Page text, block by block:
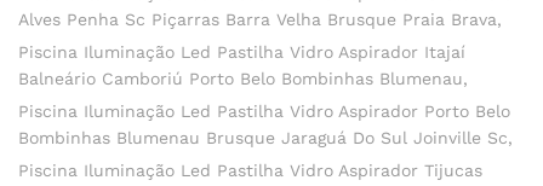
Alves Penha Sc Piçarras Barra Velha Brusque Praia Brava
Piscina Iluminação Led Pastilha Vidro Aspirador Itajaí
Balneário Camboriú Porto Belo Bombinhas Blumenau
Piscina Iluminação Led Pastilha Vidro Aspirador Porto Belo
Bombinhas Blumenau Brusque Jaraguá Do Sul Joinville Sc
Piscina Iluminação Led Pastilha Vidro Aspirador Tijucas